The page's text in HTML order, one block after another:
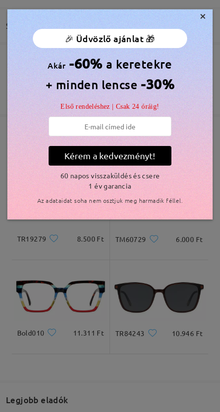
by Mey on Aug 5 , 2026
Olvassa el az összes
véleményt
Írjon egy véleményt
Szállítás
Megrendelés leadva
feldolgozási idő
5-7 munkanap részletek
Elküldve
szállítási idő
5-7 munkanap részletek
Kiszállítva
Ingyenes Karcálló Lencsebevonat Tartozék
60 Napos Visszatérítés és Csere
365 Napos Garancia
Bővebben
Hasonló keretek
TR19279 8.500 Ft TM60729 6.000 Ft
Bold010 11.311 Ft TR84243 10.946 Ft
Legjobb eladók
×
🎉 Üdvözlő ajánlat 🎁
Akár -60% a keretekre
+ minden lencse -30%
Első rendeléshez | Csak 24 óráig!
Kérem a kedvezményt!
60 napos visszaküldés és csere
1 év garancia
Az adataidat soha nem osztjuk meg harmadik féllel.